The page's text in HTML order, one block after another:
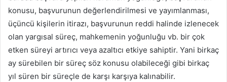
konusu, başvurunun değerlendirilmesi ve yayımlanması,
üçüncü kişilerin itirazı, başvurunun reddi halinde izlenecek
olan yargısal süreç, mahkemenin yoğunluğu vb. bir çok
etken süreyi artırıcı veya azaltıcı etkiye sahiptir. Yani birkaç
ay sürebilen bir süreç söz konusu olabileceği gibi birkaç
yıl süren bir süreçle de karşı karşıya kalınabilir.